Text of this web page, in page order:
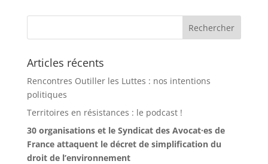
Articles récents
Rencontres Outiller les Luttes : nos intentions
politiques
Territoires en résistances : le podcast !
30 organisations et le Syndicat des Avocat·es de
France attaquent le décret de simplification du
droit de l’environnement